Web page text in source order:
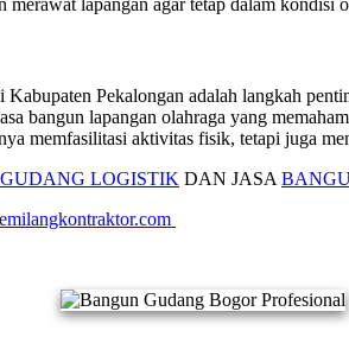
merawat lapangan agar tetap dalam kondisi
Pekalongan adalah langkah
bangun lapangan olahraga yang
memfasilitasi aktivitas fisik, tetapi juga
LOGISTIK DAN JASA